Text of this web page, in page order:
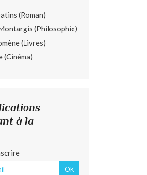
(Roman)
(Philosophie)
(Livres)
(Cinéma)
à la